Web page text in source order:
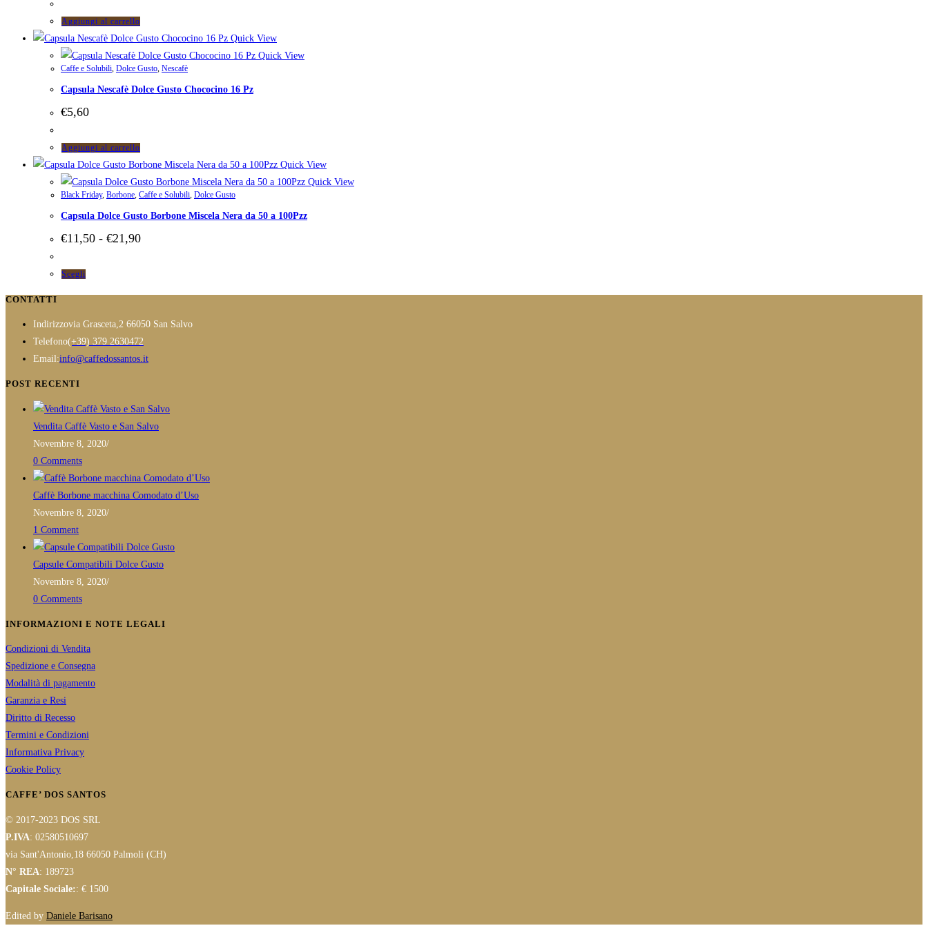
Aggiungi al carrello
Quick View
Quick View
Caffe e Solubili, Dolce Gusto, Nescafè
Capsula Nescafè Dolce Gusto Chococino 16 Pz
€5,60
Aggiungi al carrello
Quick View
Quick View
Black Friday, Borbone, Caffe e Solubili, Dolce Gusto
Capsula Dolce Gusto Borbone Miscela Nera da 50 a 100Pzz
€11,50 - €21,90Fascia
a
Scegli
più
varianti.
Le
essere
scelte
nella
del
prodotto
CONTATTI
Indirizzovia Grasceta,2 66050 San Salvo
Telefono(+39) 379 2630472
in
Email:info@caffedossantos.itOpens
application
POST RECENTI
Vendita Caffè Vasto e San Salvo
Novembre 8, 2020/
0 Comments
Caffè Borbone macchina Comodato d’Uso
Novembre 8, 2020/
1 Comment
Capsule Compatibili Dolce Gusto
Novembre 8, 2020/
0 Comments
INFORMAZIONI E NOTE LEGALI
Condizioni di Vendita
Spedizione e Consegna
Modalità di pagamento
Garanzia e Resi
Diritto di Recesso
Termini e Condizioni
Informativa Privacy
Cookie Policy
CAFFE’ DOS SANTOS
© 2017-2023 DOS SRL
P.IVA: 02580510697
via Sant'Antonio,18 66050 Palmoli (CH)
N° REA: 189723
Capitale Sociale:: € 1500
Edited by Daniele Barisano